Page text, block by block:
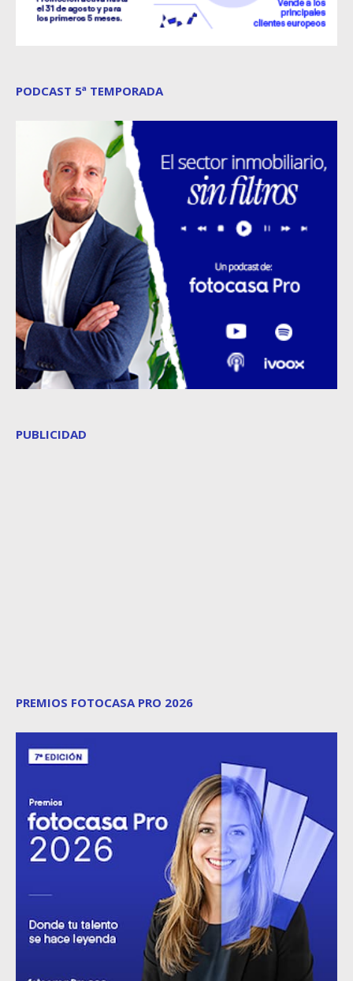
PODCAST 5ª TEMPORADA
PUBLICIDAD
PREMIOS FOTOCASA PRO 2026